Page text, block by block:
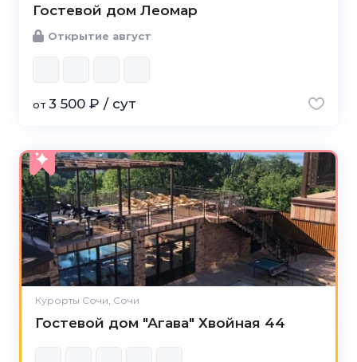
Гостевой дом Леомар
Открытие август
от 3 500 ₽ / сут
Курорты Сочи, Сочи
Гостевой дом "Агава" Хвойная 44